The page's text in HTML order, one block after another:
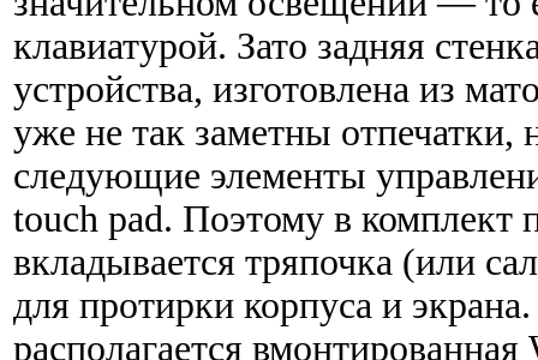
клавиатурой. Зато задняя
устройства, изготовлена из
уже не так заметны отпечатки,
следующие элементы
touch pad. Поэтому в комплект
вкладывается тряпочка (или
для протирки корпуса и
располагается вмонтированная